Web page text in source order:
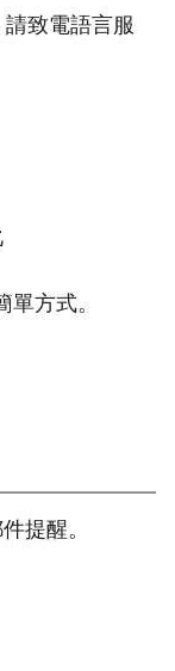
致電語言服
方式。
提醒。